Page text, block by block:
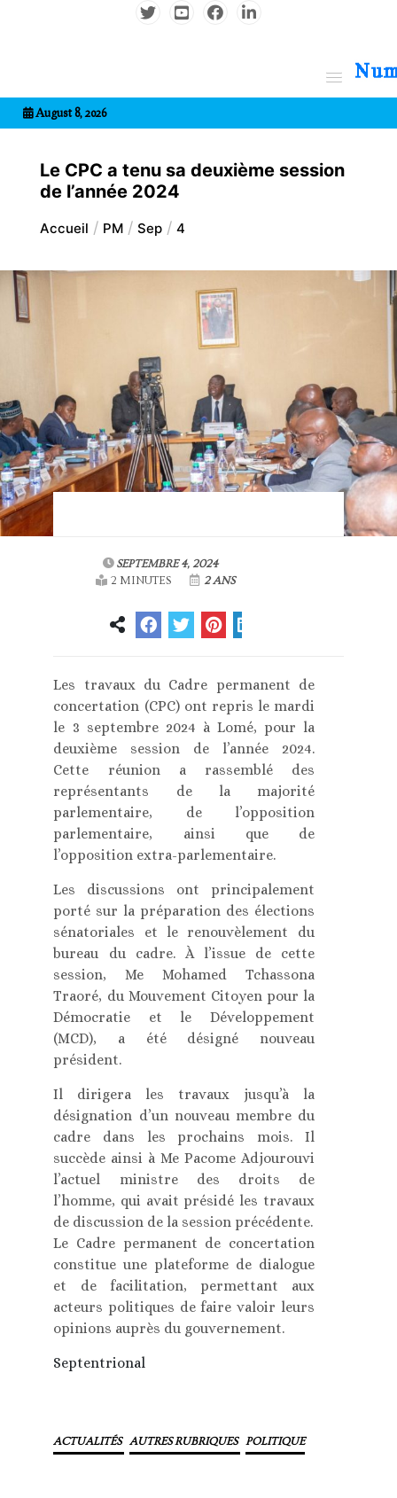
August 8, 2026
Le CPC a tenu sa deuxième session
de l’année 2024
Accueil PM Sep 4
SEPTEMBRE 4, 2024
2 MINUTES
2 ANS
Les travaux du Cadre permanent de
concertation (CPC) ont repris le mardi
le 3 septembre 2024 à Lomé, pour la
deuxième session de l’année 2024.
Cette réunion a rassemblé des
représentants de la majorité
parlementaire, de l’opposition
parlementaire, ainsi que de
l’opposition extra-parlementaire.
Les discussions ont principalement
porté sur la préparation des élections
sénatoriales et le renouvèlement du
bureau du cadre. À l’issue de cette
session, Me Mohamed Tchassona
Traoré, du Mouvement Citoyen pour la
Démocratie et le Développement
(MCD), a été désigné nouveau
président.
Il dirigera les travaux jusqu’à la
désignation d’un nouveau membre du
cadre dans les prochains mois. Il
succède ainsi à Me Pacome Adjourouvi
l’actuel ministre des droits de
l’homme, qui avait présidé les travaux
de discussion de la session précédente.
Le Cadre permanent de concertation
constitue une plateforme de dialogue
et de facilitation, permettant aux
acteurs politiques de faire valoir leurs
opinions auprès du gouvernement.
Septentrional
ACTUALITÉS AUTRES RUBRIQUES POLITIQUE